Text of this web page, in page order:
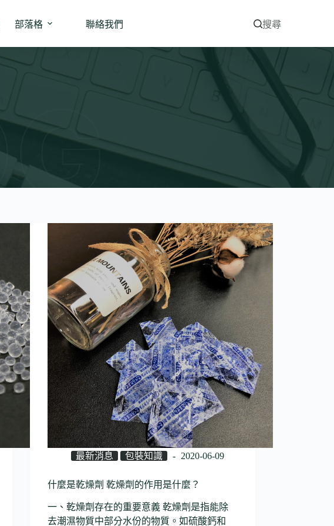
部落格 聯絡我們 搜尋
最新消息 包裝知識 2020-06-09
什麼是乾燥劑 乾燥劑的作用是什麼？
一、乾燥劑存在的重要意義 乾燥劑是指能除
去潮濕物質中部分水份的物質。如硫酸鈣和